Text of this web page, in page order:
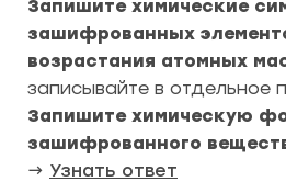
Запишите химические
зашифрованных
возрастания атомных
записывайте в отдельное
Запишите химическую
зашифрованного
→ Узнать ответ